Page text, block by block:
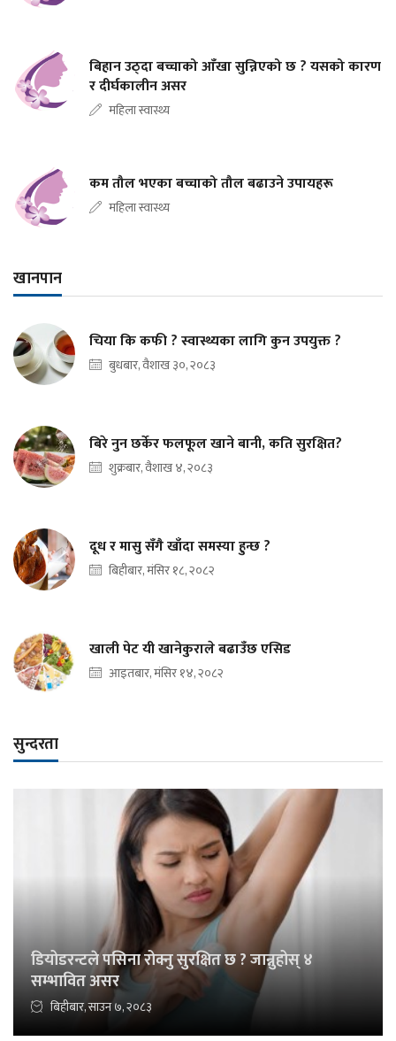
बिहान उठ्दा बच्चाको आँखा सुन्निएको छ ? यसको कारण
र दीर्घकालीन असर
महिला स्वास्थ्य
कम तौल भएका बच्चाको तौल बढाउने उपायहरू
महिला स्वास्थ्य
खानपान
चिया कि कफी ? स्वास्थ्यका लागि कुन उपयुक्त ?
बुधबार, वैशाख ३०, २०८३
बिरे नुन छर्केर फलफूल खाने बानी, कति सुरक्षित?
शुक्रबार, वैशाख ४, २०८३
दूध र मासु सँगै खाँदा समस्या हुन्छ ?
बिहीबार, मंसिर १८, २०८२
खाली पेट यी खानेकुराले बढाउँछ एसिड
आइतबार, मंसिर १४, २०८२
सुन्दरता
डियोडरन्टले पसिना रोक्नु सुरक्षित छ ? जान्नुहोस् ४
सम्भावित असर
बिहीबार, साउन ७, २०८३